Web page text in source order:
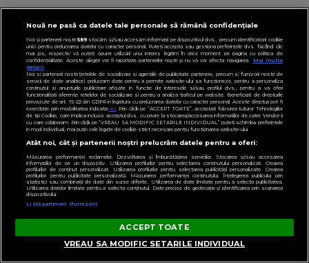
Nouă ne pasă ca datele tale personale să rămână confidențiale
Noi și partenerii noștri589stocăm și/sau accesăm informații pe dispozitivul dvs., precum identificatorii cookie
unici pentru prelucrarea datelor cu caracter personal. Puteți accepta sau gestiona preferințele dvs. făcând clic
mai jos, respectiv vă puteți opune utilizării unui interes legitim în orice moment pe pagina cu politica de
confidențialitate. Aceste alegeri vor fi raportate partenerilor noștri și nu vă vor afecta navigarea.
Mai multe
detalii
Noi si partenerii nostri (retelele de socializare si agentiile de publicitate partenere, precum si furnizorii nostri de
servicii de date analitice) prelucram date pentru a permite website-ului sa functioneze, pentru a personaliza
continutul si anunturile publicitare afisate in functie de interesele si/sau profilul dvs., pentru a va oferi
functionalitati aferente retelelor de socializare si pentru a analiza traficul pe website. Beneficiati de drepturile
prevazute de art. 15-22 din GDPR in legatura cu prelucrarea datelor cu caracter personal. Aceste drepturi pot fi
exercitate prin modalitatea indicataaici. Prin click pe “ACCEPT TOATE”, acceptati folosirea tuturor Tehnologiilor
de tip Cookie, care implica inclusiv acceptul dvs. cu privire la stocarea/accesarea informatiilor de catre Vendor-ii
cu care colaboram. Prin click pe “VREAU SA MODIFIC SETARILE INDIVIDUAL” puteti schimba preferintele
in mod individual, mai putin cele legate de cookie strict necesare pentru functionarea website-ului.
Atât noi, cât și partenerii noștri prelucrăm datele pentru a oferi:
Măsurarea performanței reclamelor. Dezvoltarea și îmbunătățirea serviciilor. Stocarea și/sau accesarea
informațiilor de pe un dispozitiv. Utilizarea profilurilor pentru selectarea conținutului personalizat. Crearea
profilurilor de conținut personalizat. Utilizarea profilurilor pentru selectarea publicității personalizate. Crearea
profilurilor pentru publicitate personalizată. Măsurarea performanței conținutului. Înțelegerea publicului prin
statistici sau combinații de date din surse diferite. Utilizarea de date limitate pentru a selecta publicitatea.
Utilizarea datelor limitate pentru a selecta conținutul. Date precise de geolocație și identificarea prin scanarea
dispozitivului.
Listă parteneri (furnizori)
ACCEPT TOATE
VREAU SA MODIFIC SETARILE INDIVIDUAL